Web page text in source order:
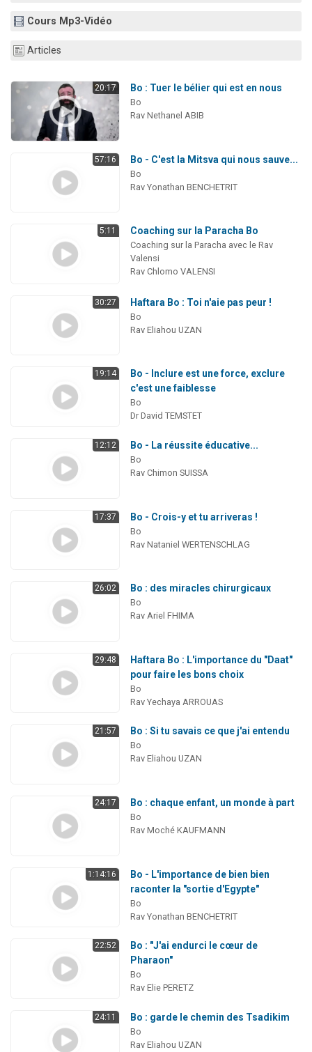
Cours Mp3-Vidéo
Articles
20:17 Bo : Tuer le bélier qui est en nous
Bo
Rav Nethanel ABIB
57:16 Bo - C'est la Mitsva qui nous sauve...
Bo
Rav Yonathan BENCHETRIT
5:11 Coaching sur la Paracha Bo
Coaching sur la Paracha avec le Rav
Valensi
Rav Chlomo VALENSI
30:27 Haftara Bo : Toi n'aie pas peur !
Bo
Rav Eliahou UZAN
19:14
Bo - Inclure est une force, exclure
c'est une faiblesse
Bo
Dr David TEMSTET
12:12 Bo - La réussite éducative...
Bo
Rav Chimon SUISSA
17:37 Bo - Crois-y et tu arriveras !
Bo
Rav Nataniel WERTENSCHLAG
26:02 Bo : des miracles chirurgicaux
Bo
Rav Ariel FHIMA
29:48
Haftara Bo : L'importance du "Daat"
pour faire les bons choix
Bo
Rav Yechaya ARROUAS
21:57 Bo : Si tu savais ce que j'ai entendu
Bo
Rav Eliahou UZAN
24:17 Bo : chaque enfant, un monde à part
Bo
Rav Moché KAUFMANN
1:14:16
Bo - L'importance de bien bien
raconter la "sortie d'Egypte"
Bo
Rav Yonathan BENCHETRIT
22:52
Bo : "J'ai endurci le cœur de
Pharaon"
Bo
Rav Elie PERETZ
24:11 Bo : garde le chemin des Tsadikim
Bo
Rav Eliahou UZAN